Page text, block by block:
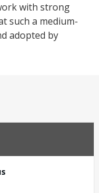
with strong
such a medium-
adopted by